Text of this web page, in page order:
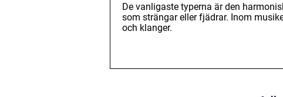
De vanligaste typerna är den
som strängar eller fjädrar. Inom
och klanger.